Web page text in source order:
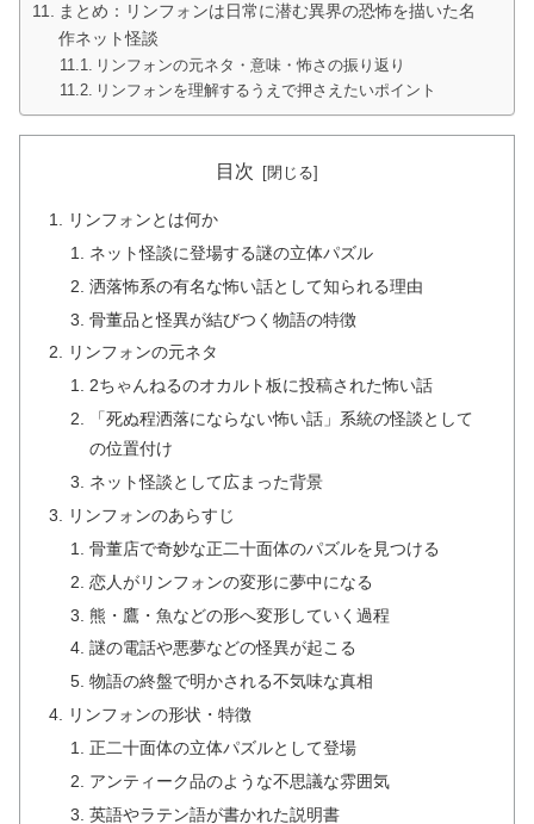
まとめ：リンフォンは日常に潜む異界の恐怖を描いた名
作ネット怪談
リンフォンの元ネタ・意味・怖さの振り返り
リンフォンを理解するうえで押さえたいポイント
目次
リンフォンとは何か
ネット怪談に登場する謎の立体パズル
洒落怖系の有名な怖い話として知られる理由
骨董品と怪異が結びつく物語の特徴
リンフォンの元ネタ
2ちゃんねるのオカルト板に投稿された怖い話
「死ぬ程洒落にならない怖い話」系統の怪談として
の位置付け
ネット怪談として広まった背景
リンフォンのあらすじ
骨董店で奇妙な正二十面体のパズルを見つける
恋人がリンフォンの変形に夢中になる
熊・鷹・魚などの形へ変形していく過程
謎の電話や悪夢などの怪異が起こる
物語の終盤で明かされる不気味な真相
リンフォンの形状・特徴
正二十面体の立体パズルとして登場
アンティーク品のような不思議な雰囲気
英語やラテン語が書かれた説明書